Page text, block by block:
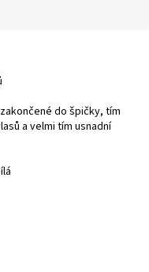
do špičky, tím
a velmi tím usnadní